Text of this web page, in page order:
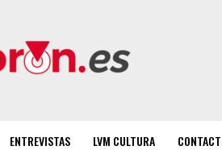
ENTREVISTAS LVM CULTURA